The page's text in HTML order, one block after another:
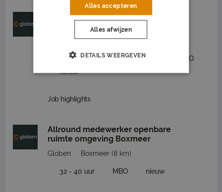
Medewerker groenvoorziening
omgeving Cuijk
Cuijk (5 km)
2.550 tot 3.200 32 - 40 uur
MBO
nieuw
Job highlights
Allround medewerker openbare
ruimte omgeving Boxmeer
Globen Boxmeer (8 km)
32 - 40 uur MBO nieuw
Alles accepteren
Alles afwijzen
DETAILS WEERGEVEN